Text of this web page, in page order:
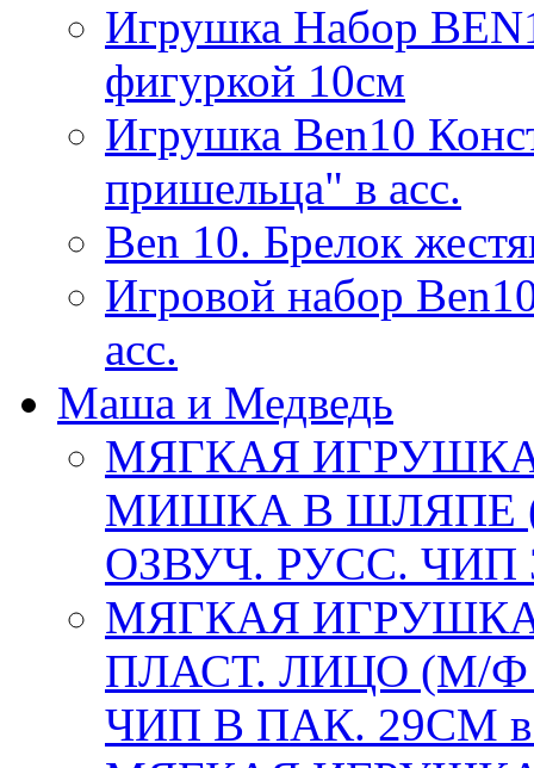
Игрушка Набор
фигуркой 10см
Игрушка Ben10
пришельца" в асс.
Ben 10. Брелок
Игровой набор
асс.
Маша и Медведь
МЯГКАЯ
МИШКА В ШЛЯПЕ
ОЗВУЧ. РУСС. ЧИП
МЯГКАЯ
ПЛАСТ. ЛИЦО (М/
ЧИП В ПАК. 29СМ в